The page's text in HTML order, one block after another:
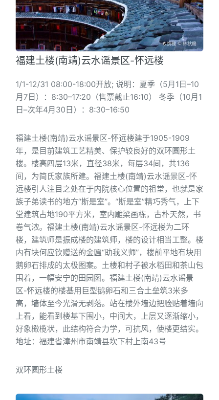
福建土楼(南靖)云水谣景区-怀远楼
1/1-12/31 08:00-18:00开放; 说明：夏季（5月1日–10
月7日）：8:30–17:20（售票截止16:10） 冬季（10月1
日–次年4月30日）：8:30–16:50
福建土楼(南靖)云水谣景区-怀远楼建于1905-1909
年，是目前建筑工艺精美、保护较良好的双环圆形土
楼。楼高四层13米，直径38米，每层34间，共136
间，为简氏家族所建。福建土楼(南靖)云水谣景区-怀
远楼引人注目之处在于内院核心位置的祖堂，也就是家
族子弟读书的地方“斯是室”。“斯是室”精巧秀气，上下
堂建筑占地190平方米，室内雕梁画栋，古朴天然，书
卷气浓。福建土楼(南靖)云水谣景区-怀远楼为二环
楼，建筑师是振成楼的建筑师，楼的设计相当工整。楼
内有块何应钦赠送的金匾“助我义师”，楼前平地有块用
鹅卵石排成的太极图案。土楼和村子被水稻田和茶山包
围着，一幅安宁的田园图。福建土楼(南靖)云水谣景
区-怀远楼的楼基用巨型鹅卵石和三合土垒筑3米多
高，墙体至今光滑无剥落。站在楼外墙边把脸贴着墙向
上看，能看到楼基下围小，中间大，上层又逐渐缩小，
好象橄榄状，此结构符合力学，可抗风，使楼更结实。
地址：福建省漳州市南靖县坎下村上南43号
双环圆形土楼